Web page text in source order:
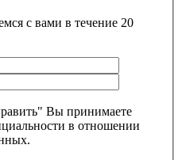
с вами в течение 20
Вы принимаете
в отношении